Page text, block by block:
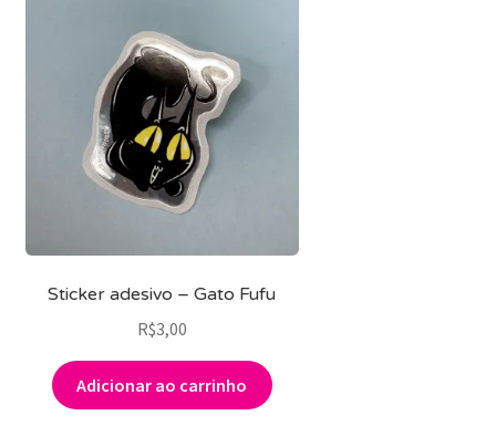
Sticker adesivo – Gato Fufu
R$3,00
Adicionar ao carrinho